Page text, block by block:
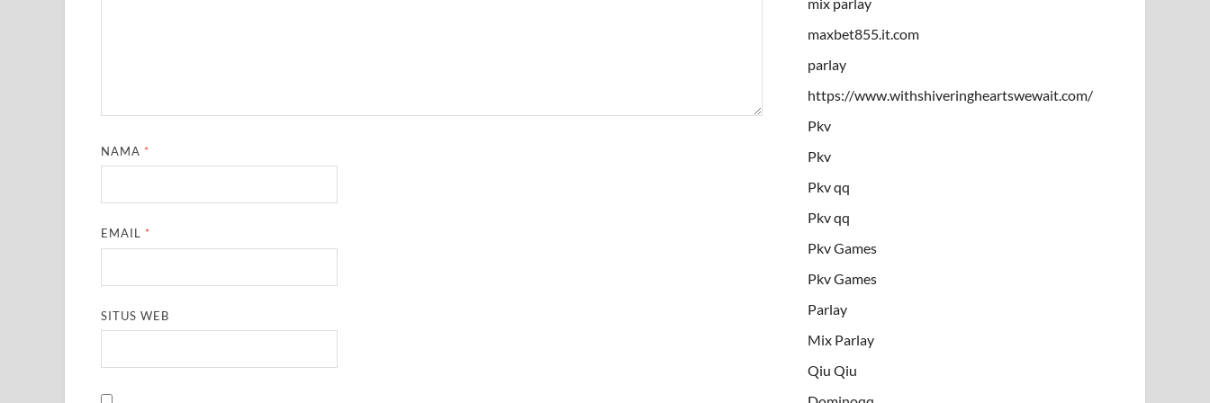
NAMA *
EMAIL *
SITUS WEB
maxbet855.it.com
parlay
https://www.withshiveringheartswewait.com/
Pkv
Pkv
Pkv qq
Pkv qq
Pkv Games
Pkv Games
Parlay
Mix Parlay
Qiu Qiu